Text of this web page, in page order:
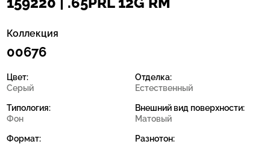
Коллекция
00676
Цвет:
Серый
Типология:
Фон
Формат:
Отделка:
Естественный
Внешний вид поверхности:
Матовый
Разнотон: